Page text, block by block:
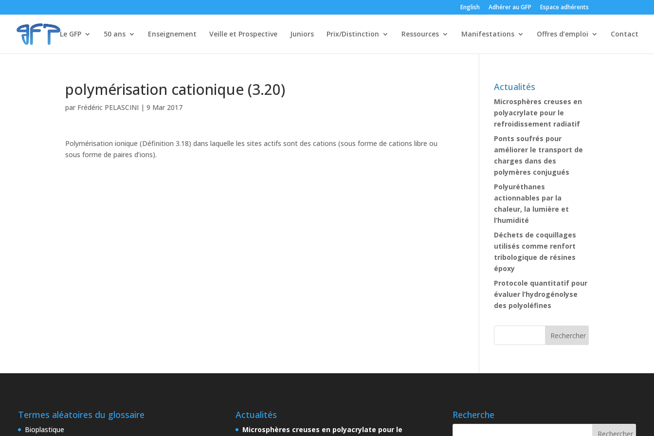
English Adhérer au GFP Espace adhérents
Le GFP 50 ans Enseignement Veille et Prospective Juniors Prix/Distinction Ressources Manifestations Offres d’emploi Contact
polymérisation cationique (3.20)
par Frédéric PELASCINI |9 Mar 2017
Polymérisation ionique (Définition 3.18) dans laquelle les sites actifs sont des cations (sous forme de cations libre ou
sous forme de paires d’ions).
Actualités
Microsphères creuses en
polyacrylate pour le
refroidissement radiatif
Ponts soufrés pour
améliorer le transport de
charges dans des
polymères conjugués
Polyuréthanes
actionnables par la
chaleur, la lumière et
l’humidité
Déchets de coquillages
utilisés comme renfort
tribologique de résines
époxy
Protocole quantitatif pour
évaluer l’hydrogénolyse
des polyoléfines
Termes aléatoires du glossaire
Bioplastique
Actualités
Microsphères creuses en polyacrylate pour le
Recherche